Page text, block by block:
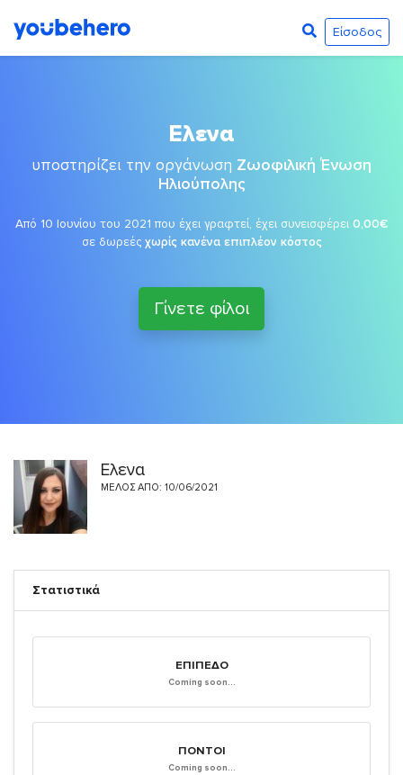
Είσοδος
Ελενα
υποστηρίζει την οργάνωση Ζωοφιλική Ένωση
Ηλιούπολης
Από 10 Ιουνίου του 2021 που έχει γραφτεί, έχει συνεισφέρει 0,00€
σε δωρεές χωρίς κανένα επιπλέον κόστος
Γίνετε φίλοι
Ελενα
ΜΈΛΟΣ ΑΠΌ: 10/06/2021
Στατιστικά
ΕΠΊΠΕΔΟ
Coming soon...
ΠΌΝΤΟΙ
Coming soon...